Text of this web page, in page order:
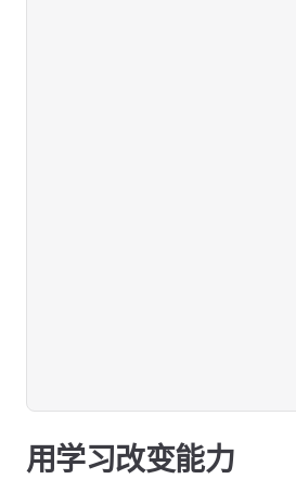
用学习改变能力